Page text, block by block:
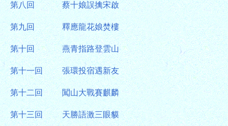
第八回 蔡十娘誤擒宋啟
第九回 釋應龍花娘焚樓
第十回 燕青指路登雲山
第十一回 張環投宿遇新友
第十二回 闖山大戰賽麒麟
第十三回 天勝語激三眼貘